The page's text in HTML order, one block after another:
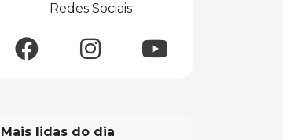
Redes Sociais
Mais lidas do dia